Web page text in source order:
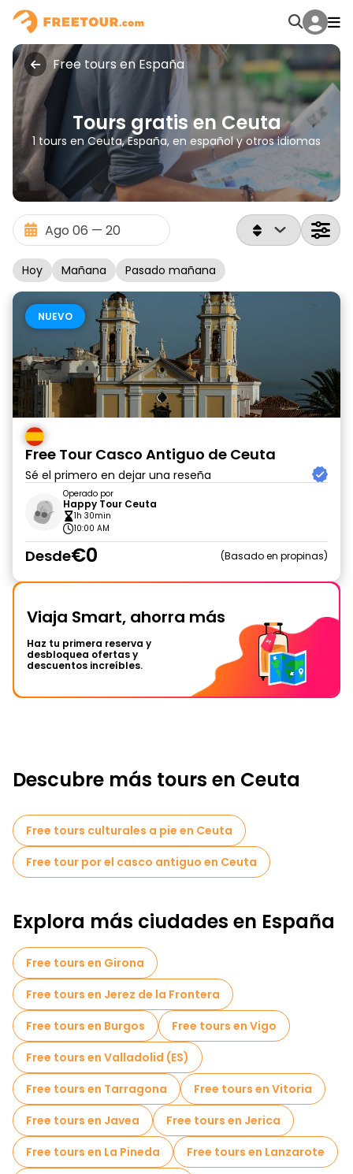
Free tours en España
Tours gratis en Ceuta
1 tours en Ceuta, España, en español y otros idiomas
Hoy Mañana Pasado mañana
NUEVO
Free Tour Casco Antiguo de Ceuta
Sé el primero en dejar una reseña
Operado por
Happy Tour Ceuta
1h 30min
10:00 AM
Desde€0 Basado en propinas
Viaja Smart, ahorra más
Haz tu primera reserva y
desbloquea ofertas y
descuentos increíbles.
Descubre más tours en Ceuta
Free tours culturales a pie en Ceuta
Free tour por el casco antiguo en Ceuta
Explora más ciudades en España
Free tours en Girona
Free tours en Jerez de la Frontera
Free tours en Burgos
Free tours en Vigo
Free tours en Valladolid (ES)
Free tours en Tarragona
Free tours en Vitoria
Free tours en Javea
Free tours en Jerica
Free tours en La Pineda
Free tours en Lanzarote